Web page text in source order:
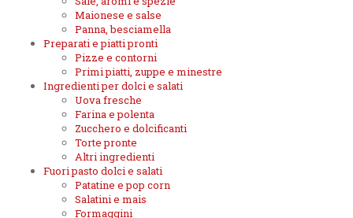
Maionese e salse
Panna, besciamella
Preparati e piatti pronti
Pizze e contorni
Primi piatti, zuppe e minestre
Ingredienti per dolci e salati
Uova fresche
Farina e polenta
Zucchero e dolcificanti
Torte pronte
Altri ingredienti
Fuori pasto dolci e salati
Patatine e pop corn
Salatini e mais
Formaggini